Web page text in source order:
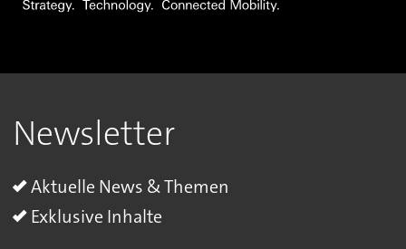
Newsletter
Aktuelle News & Themen
Exklusive Inhalte